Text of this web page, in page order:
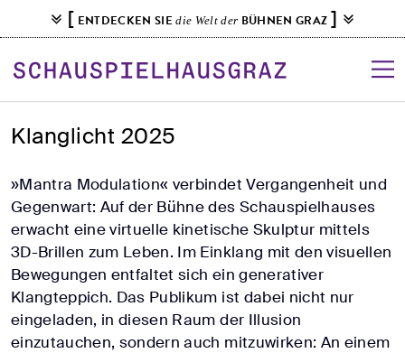
k
p
t
n
t
e
n
t
[ ENTDECKEN SIEdie Welt der BÜHNEN GRAZ ]
Klanglicht 2025
»Mantra Modulation« verbindet Vergangenheit und
Gegenwart: Auf der Bühne des Schauspielhauses
erwacht eine virtuelle kinetische Skulptur mittels
3D-Brillen zum Leben. Im Einklang mit den visuellen
Bewegungen entfaltet sich ein generativer
Klangteppich. Das Publikum ist dabei nicht nur
eingeladen, in diesen Raum der Illusion
einzutauchen, sondern auch mitzuwirken: An einem